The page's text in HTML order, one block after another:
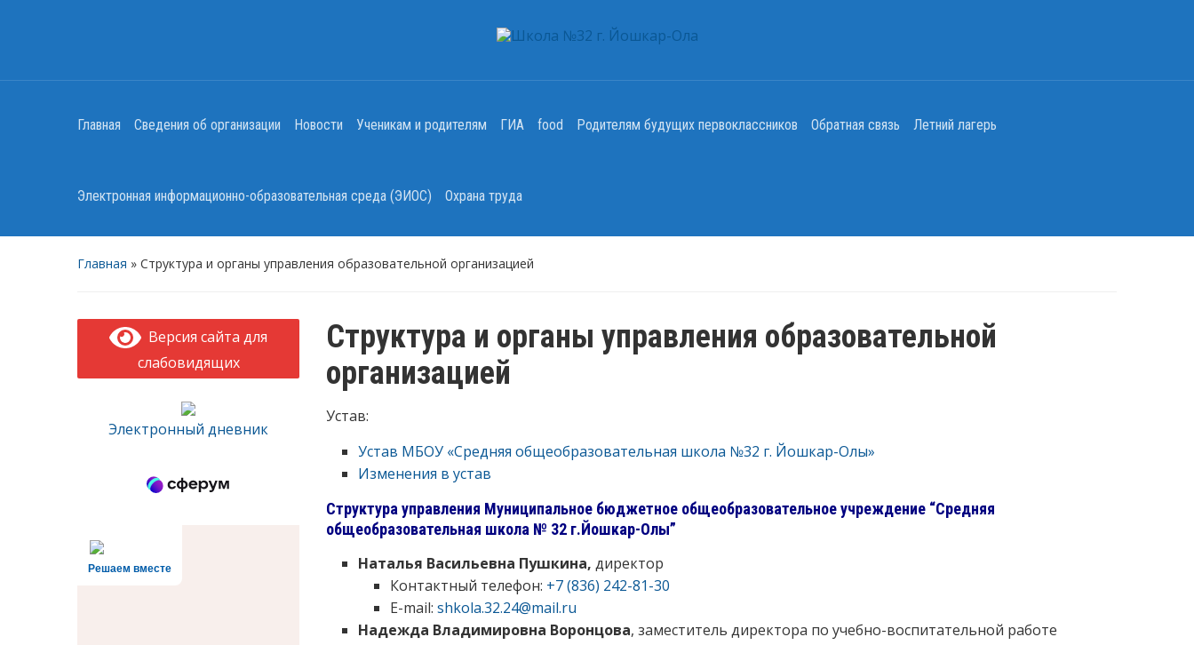
Главная Сведения об организации Новости Ученикам и родителям ГИА food Родителям будущих первоклассников Обратная связь Летний лагерь
Электронная информационно-образовательная среда (ЭИОС) Охрана труда
Главная » Структура и органы управления образовательной организацией
Версия сайта для
слабовидящих
Электронный дневник
Решаем вместе
Структура и органы управления образовательной
организацией
Устав:
Устав МБОУ «Средняя общеобразовательная школа №32 г. Йошкар-Олы»
Изменения в устав
Структура управления Муниципальное бюджетное общеобразовательное учреждение “Средняя
общеобразовательная школа № 32 г.Йошкар-Олы”
Наталья Васильевна Пушкина, директор
Контактный телефон: +7 (836) 242-81-30
E-mail: shkola.32.24@mail.ru
Надежда Владимировна Воронцова, заместитель директора по учебно-воспитательной работе